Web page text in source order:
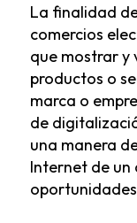
La finalidad
comercios
que mostrar y
productos o
marca o
de
una manera
Internet de un